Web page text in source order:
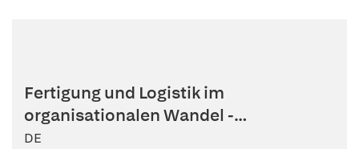
Fertigung und Logistik im
organisationalen Wandel -
menschzentriert...
DE